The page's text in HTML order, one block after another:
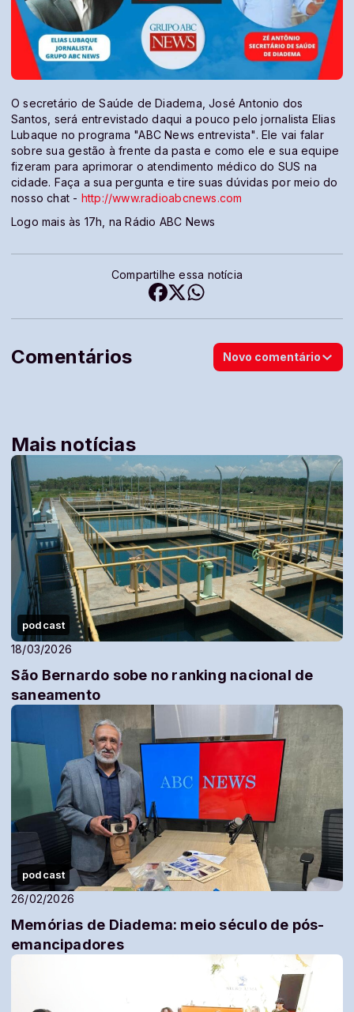
O secretário de Saúde de Diadema, José Antonio dos
Santos, será entrevistado daqui a pouco pelo jornalista Elias
Lubaque no programa "ABC News entrevista". Ele vai falar
sobre sua gestão à frente da pasta e como ele e sua equipe
fizeram para aprimorar o atendimento médico do SUS na
cidade. Faça a sua pergunta e tire suas dúvidas por meio do
nosso chat - http://www.radioabcnews.com
Logo mais às 17h, na Rádio ABC News
Compartilhe essa notícia
Comentários Novo comentário
Mais notícias
podcast
18/03/2026
São Bernardo sobe no ranking nacional de
saneamento
podcast
26/02/2026
Memórias de Diadema: meio século de pós-
emancipadores